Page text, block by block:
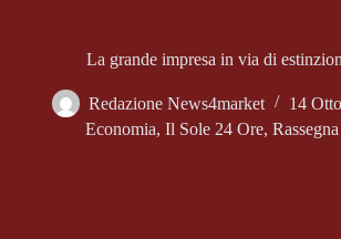
La grande impresa in via di
Redazione News4market
14
Economia,Il Sole 24 Ore,